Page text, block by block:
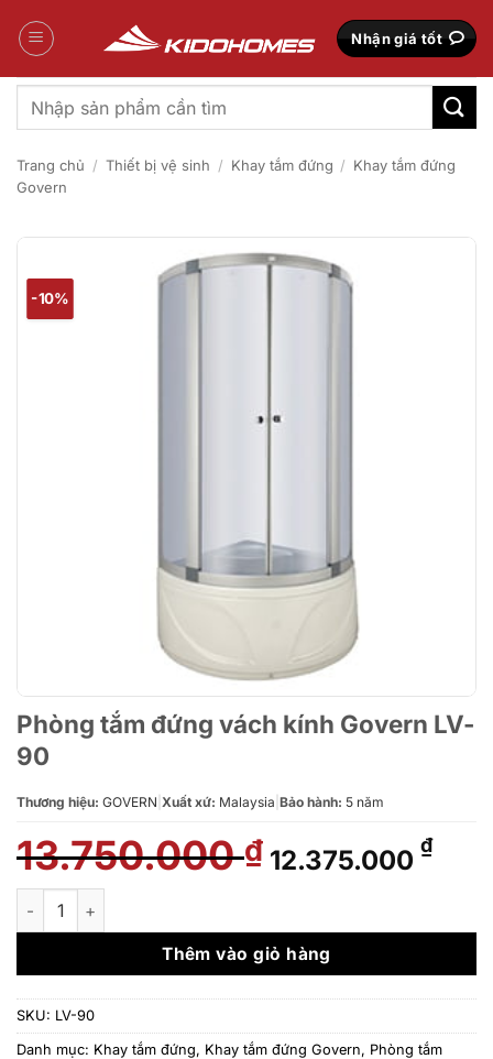
qua
Nhận giá tốt
Tìm
kiếm:
Trang chủ / Thiết bị vệ sinh / Khay tắm đứng / Khay tắm đứng
Govern
-10%
Phòng tắm đứng vách kính Govern LV-
90
Thương hiệu: GOVERN Xuất xứ: Malaysia Bảo hành: 5 năm
13.750.000₫ Giá
gốc
13.750.000 ₫.
12.375.000 ₫Giá
là:
Phòng tắm đứng vách kính Govern LV-90 số lượng
Thêm vào giỏ hàng
SKU: LV-90
Danh mục: Khay tắm đứng, Khay tắm đứng Govern, Phòng tắm